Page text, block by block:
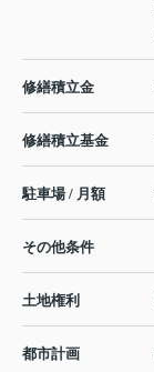
修繕積立金
修繕積立基金
駐車場 / 月額
その他条件
土地権利
都市計画